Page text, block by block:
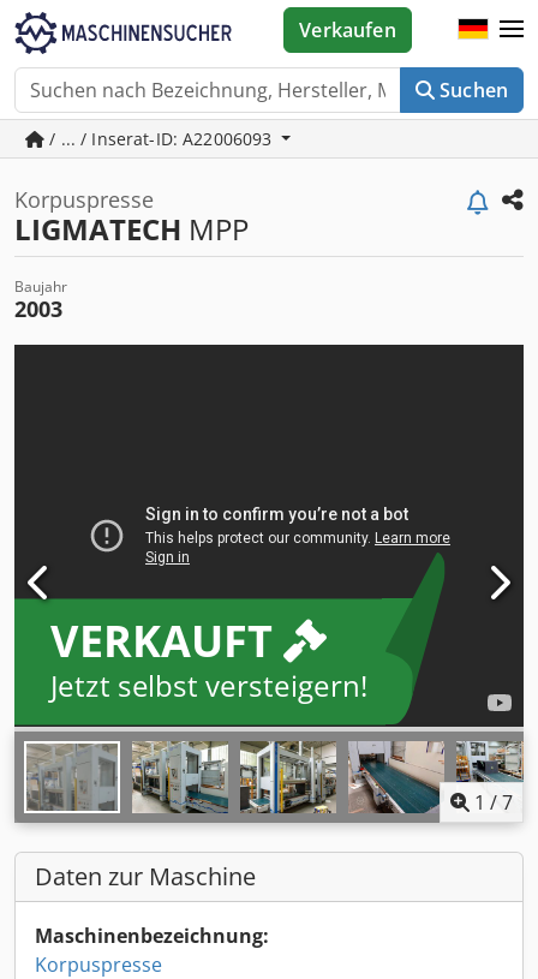
Suchen
Verkaufen
/ ... / Inserat-ID: A22006093
Korpuspresse
LIGMATECH MPP
Baujahr
2003
VERKAUFT
Jetzt selbst versteigern!
1 /7
Daten zur Maschine
Maschinenbezeichnung:
Korpuspresse